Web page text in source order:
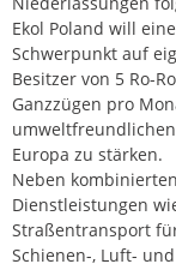
Ekol Poland will
Schwerpunkt auf
Besitzer von 5 Ro-
Ganzzügen pro
Europa zu stärken.
Neben
Dienstleistungen
Straßentransport
Schienen-, Luft-